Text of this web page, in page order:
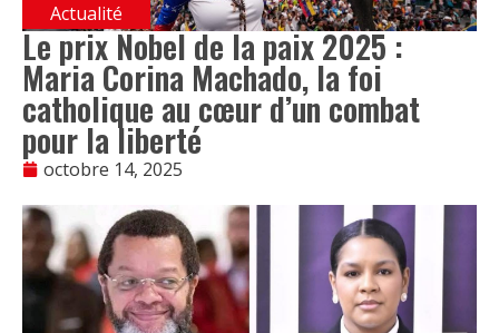
Actualité
Le prix Nobel de la paix 2025 :
Maria Corina Machado, la foi
catholique au cœur d’un combat
pour la liberté
octobre 14, 2025